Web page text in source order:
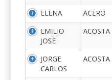
ELENA ACERO
EMILIO
JOSE
ACOSTA
JORGE
CARLOS
ACOSTA